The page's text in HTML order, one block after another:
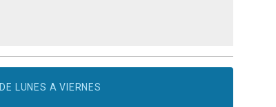
DE LUNES A VIERNES